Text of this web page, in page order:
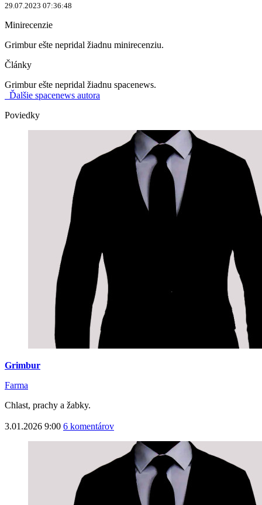
29.07.2023 07:36:48
Minirecenzie
Grimbur ešte nepridal žiadnu minirecenziu.
Články
Grimbur ešte nepridal žiadnu spacenews.
Ďalšie spacenews autora
Poviedky
Grimbur
Farma
Chlast, prachy a žabky.
3.01.2026 9:00 6 komentárov